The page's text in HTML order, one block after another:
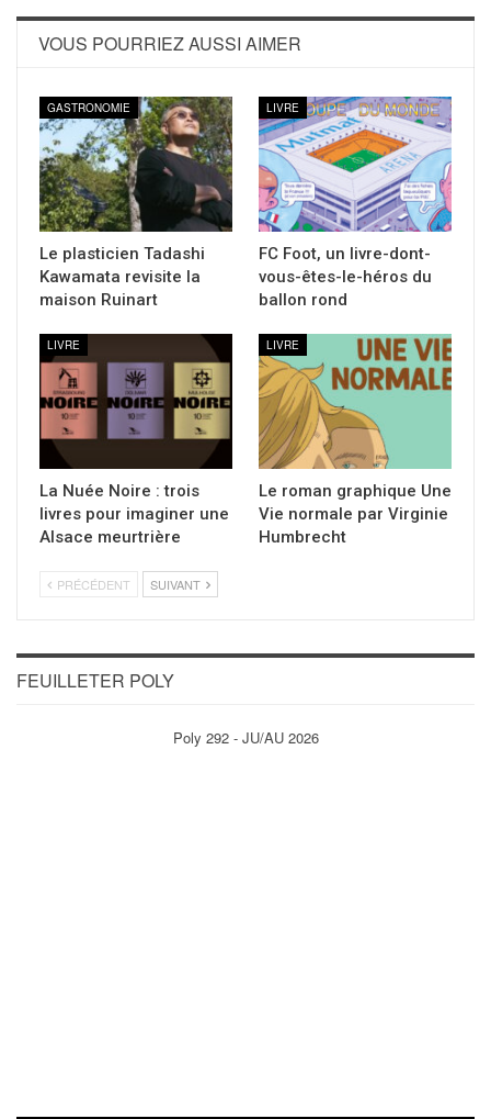
VOUS POURRIEZ AUSSI AIMER
GASTRONOMIE
Le plasticien Tadashi
Kawamata revisite la
maison Ruinart
LIVRE
FC Foot, un livre-dont-
vous-êtes-le-héros du
ballon rond
LIVRE
La Nuée Noire : trois
livres pour imaginer une
Alsace meurtrière
LIVRE
Le roman graphique Une
Vie normale par Virginie
Humbrecht
PRÉCÉDENT SUIVANT
FEUILLETER POLY
Poly 292 - JU/AU 2026